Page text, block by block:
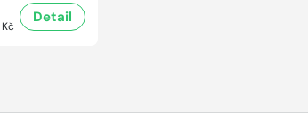
Kč
Detail